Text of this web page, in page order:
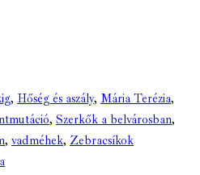
, Hőség és aszály, Mária Terézia,
, Szerkők a belvárosban,
, vadméhek, Zebracsíkok